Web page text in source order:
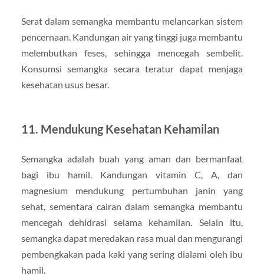
Serat dalam semangka membantu melancarkan sistem
pencernaan. Kandungan air yang tinggi juga membantu
melembutkan feses, sehingga mencegah sembelit.
Konsumsi semangka secara teratur dapat menjaga
kesehatan usus besar.
11. Mendukung Kesehatan Kehamilan
Semangka adalah buah yang aman dan bermanfaat
bagi ibu hamil. Kandungan vitamin C, A, dan
magnesium mendukung pertumbuhan janin yang
sehat, sementara cairan dalam semangka membantu
mencegah dehidrasi selama kehamilan. Selain itu,
semangka dapat meredakan rasa mual dan mengurangi
pembengkakan pada kaki yang sering dialami oleh ibu
hamil.